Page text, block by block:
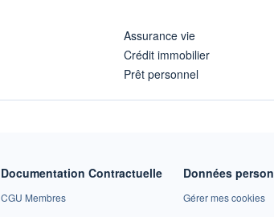
Assurance vie
Crédit immobilier
Prêt personnel
Documentation Contractuelle
CGU Membres
Données
Gérer mes cookies